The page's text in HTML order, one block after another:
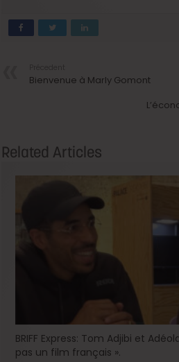
Bienvenue à Marly Gomont
Related Articles
BRIFF Express: Tom Adjibi et
pas un film français ».